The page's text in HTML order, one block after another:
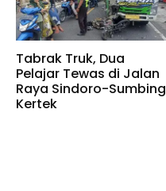
Tabrak Truk, Dua
Pelajar Tewas di Jalan
Raya Sindoro-Sumbing
Kertek